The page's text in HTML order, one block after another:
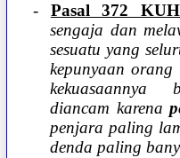
- Pasal 372
sengaja dan
sesuatu yang
kepunyaan
kekuasaannya
diancam karena
penjara paling
denda paling